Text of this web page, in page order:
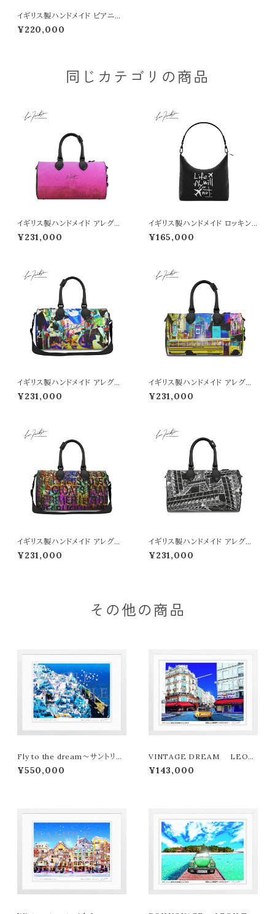
イギリス製ハンドメイド ピアニッ
シモ クラブバッグ （COLORS
柄）■納期１か月
¥220,000
同じカテゴリの商品
イギリス製ハンドメイド アレグレ
ット クラブバッグ （「恋をすれば」
柄）■納期１か月
¥231,000
イギリス製ハンドメイド ロッキン
ショルダーバッグ （LIFE WILL
FLY OR NOT柄）■納期１か月
¥165,000
イギリス製ハンドメイド アレグレ
ット クラブバッグ （Noisy day
柄）■納期１か月
¥231,000
イギリス製ハンドメイド アレグレ
ット クラブバッグ （NY SIGN柄）
■納期１か月
¥231,000
イギリス製ハンドメイド アレグレ
ット クラブバッグ （Sagrada M
osaic柄）■納期１か月
¥231,000
イギリス製ハンドメイド アレグレ
ット クラブバッグ （Monochro
me Tower柄）■納期１か月
¥231,000
その他の商品
Fly to the dream～サントリー
ニの夏 LEON TERASHIMA
版画作品77作限定（オンライン限
¥550,000
VINTAGE DREAM LEON
TERASHIMA版画作品180作
限定
¥143,000